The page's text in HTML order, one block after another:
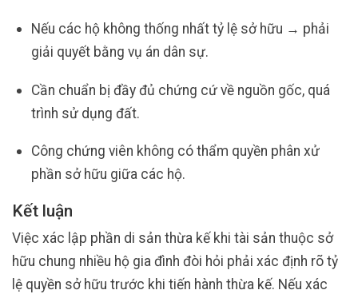
Nếu các hộ không thống nhất tỷ lệ sở hữu → phải
giải quyết bằng vụ án dân sự.
Cần chuẩn bị đầy đủ chứng cứ về nguồn gốc, quá
trình sử dụng đất.
Công chứng viên không có thẩm quyền phân xử
phần sở hữu giữa các hộ.
Kết luận
Việc xác lập phần di sản thừa kế khi tài sản thuộc sở
hữu chung nhiều hộ gia đình đòi hỏi phải xác định rõ tỷ
lệ quyền sở hữu trước khi tiến hành thừa kế. Nếu xác